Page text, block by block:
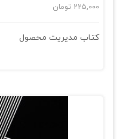
225,000 تومان
کتاب مدیریت محصول